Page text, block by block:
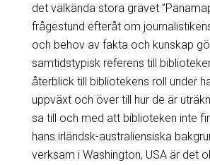
det välkända stora grävet
frågestund efteråt om
och behov av fakta och kunskap
samtidstypisk referens till
återblick till bibliotekens roll under
uppväxt och över till hur de är
sa till och med att biblioteken inte
hans irländsk-australiensiska
verksam i Washington, USA är det